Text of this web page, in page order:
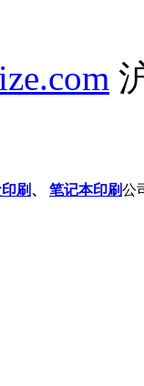
刷 、 笔记本印刷公